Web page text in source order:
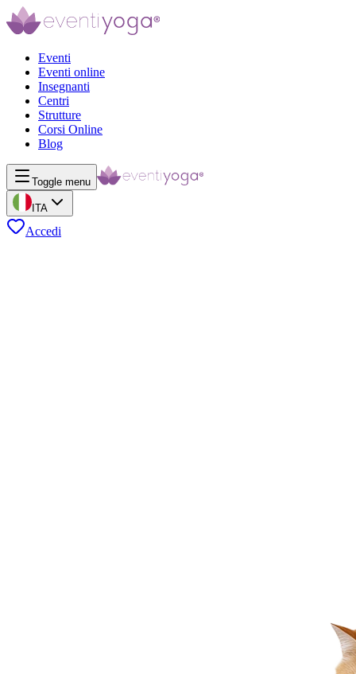
Eventi
Eventi online
Insegnanti
Centri
Strutture
Corsi Online
Blog
Toggle menu
ITA
Accedi